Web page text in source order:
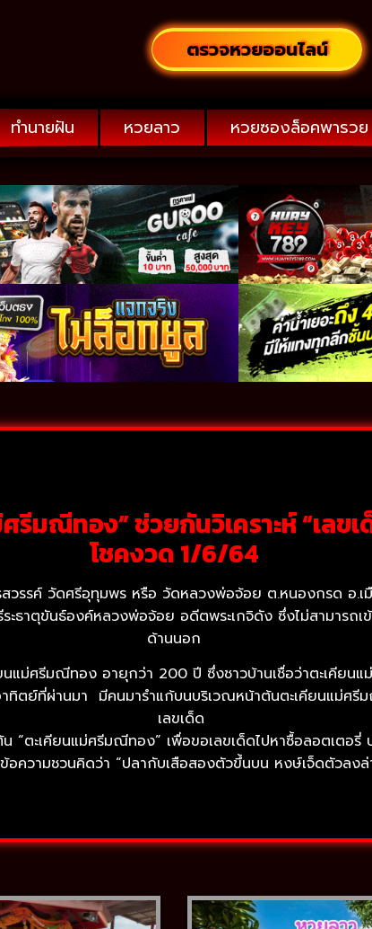
ตรวจหวยออนไลน์
ทำนายฝัน หวยลาว หวยซองล็อคพารวย
รีมณีทอง” ช่วยกันวิเคราะห์ “เลข
โชคงวด 1/6/64
รรค์ วัดศรีอุทุมพร หรือ วัดหลวงพ่อจ้อย ต.หนองกรด อ.เ
ะธาตุขันธ์องค์หลวงพ่อจ้อย อดีตพระเกจิดัง ซึ่งไม่สามารถ
ด้านนอก
นแม่ศรีมณีทอง อายุกว่า 200 ปี ซึ่งชาวบ้านเชื่อว่าตะเคีย
ทิตย์ที่ผ่านมา มีคนมารำแก้บนบริเวณหน้าต้นตะเคียนแม่ศรี
น “ตะเคียนแม่ศรีมณีทอง” เพื่อขอเลขเด็ดไปหาซื้อลอตเต
ข้อความชวนคิดว่า “ปลากับเสือสองตัวขึ้นบน หงษ์เจ็ดตัวลง